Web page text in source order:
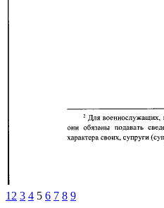
1 2 3 4 5 6 7 8 9